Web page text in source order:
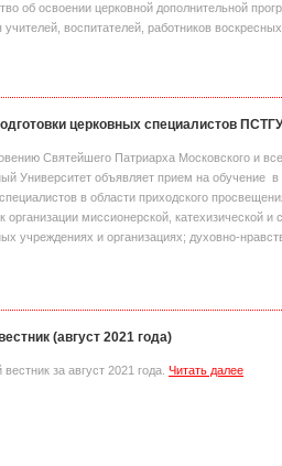
об освоении церковной дополнительной
учителей, воспитателей, работников
церковных специалистов
Святейшего Патриарха Московского и
Университет объявляет прием на обучение
в области приходского
организации миссионерской, катехизической и
учреждениях и организациях; духовно-
(август 2021 года)
вестник за август 2021 года.Читать далее